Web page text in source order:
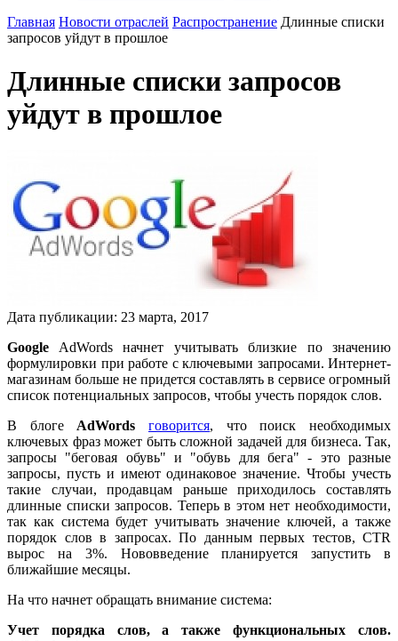
Главная Новости отраслей Распространение Длинные списки
запросов уйдут в прошлое
Длинные списки запросов
уйдут в прошлое
Дата публикации: 23 марта, 2017
Google AdWords начнет учитывать близкие по значению
формулировки при работе с ключевыми запросами. Интернет-
магазинам больше не придется составлять в сервисе огромный
список потенциальных запросов, чтобы учесть порядок слов.
В блоге AdWordsговорится, что поиск необходимых
ключевых фраз может быть сложной задачей для бизнеса. Так,
запросы "беговая обувь" и "обувь для бега" - это разные
запросы, пусть и имеют одинаковое значение. Чтобы учесть
такие случаи, продавцам раньше приходилось составлять
длинные списки запросов. Теперь в этом нет необходимости,
так как система будет учитывать значение ключей, а также
порядок слов в запросах. По данным первых тестов, CTR
вырос на 3%. Нововведение планируется запустить в
ближайшие месяцы.
На что начнет обращать внимание система:
Учет порядка слов, а также функциональных слов.